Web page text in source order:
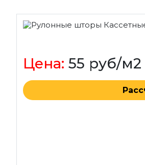
Цена: 55 руб/м2